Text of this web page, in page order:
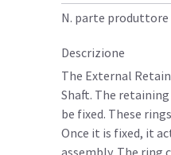
N. parte produttore
Descrizione
The External
Shaft. The
be fixed. These
Once it is fixed, it
assembly. The ring